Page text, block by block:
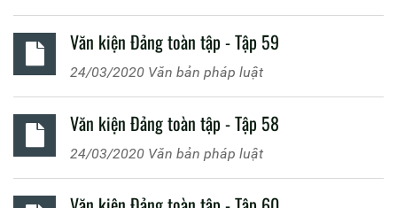
Văn kiện Đảng toàn tập - Tập 59
24/03/2020 Văn bản pháp luật
Văn kiện Đảng toàn tập - Tập 58
24/03/2020 Văn bản pháp luật